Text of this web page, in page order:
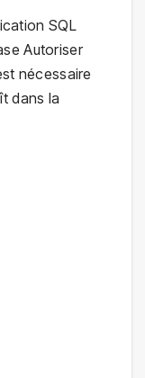
SQL
Autoriser
nécessaire
dans la